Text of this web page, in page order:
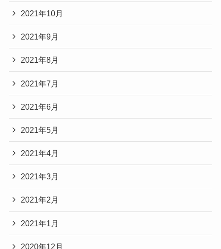
2021年10月
2021年9月
2021年8月
2021年7月
2021年6月
2021年5月
2021年4月
2021年3月
2021年2月
2021年1月
2020年12月